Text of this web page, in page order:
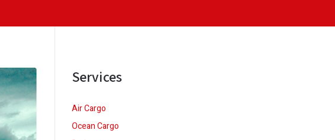
Services
Air Cargo
Ocean Cargo